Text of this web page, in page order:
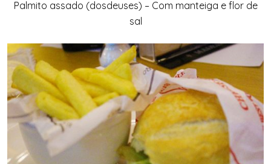
Palmito assado (dosdeuses) – Com manteiga e flor de
sal